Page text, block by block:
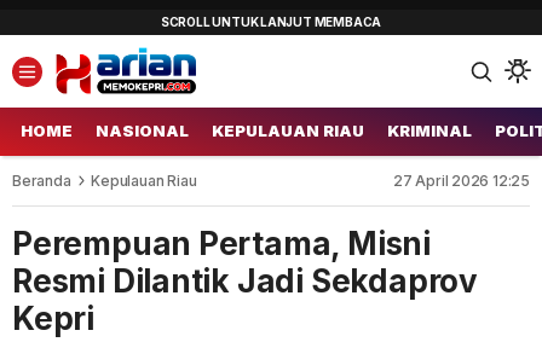
HOME NASIONAL KEPULAUAN RIAU KRIMINAL
Beranda Kepulauan Riau 27 April 2026 12:25
Perempuan Pertama, Misni
Resmi Dilantik Jadi Sekdaprov
Kepri